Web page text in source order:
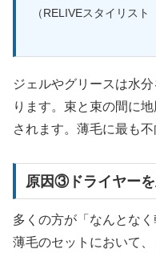
（RELIVEスタイリス
ジェルやグリースは水
ります。束と束の間に
されます。薄毛に最も
原因③ドライヤー
多くの方が「なんとな
薄毛のセットにおいて